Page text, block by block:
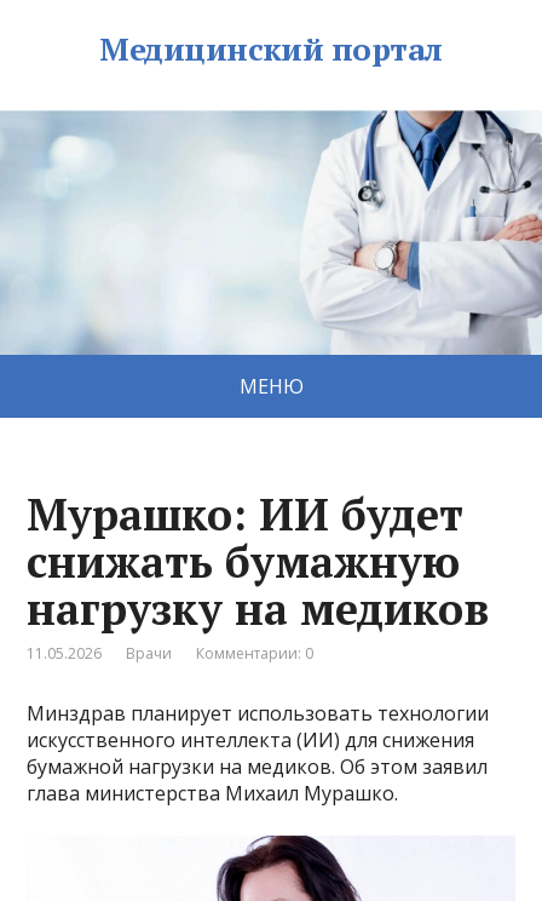
Медицинский портал
МЕНЮ
Мурашко: ИИ будет
снижать бумажную
нагрузку на медиков
11.05.2026 Врачи Комментарии: 0
Минздрав планирует использовать технологии
искусственного интеллекта (ИИ) для снижения
бумажной нагрузки на медиков. Об этом заявил
глава министерства Михаил Мурашко.